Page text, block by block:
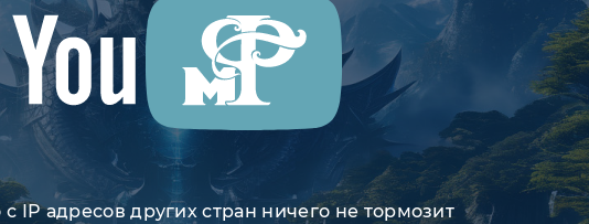
IP адресов других стран ничего не тормозит